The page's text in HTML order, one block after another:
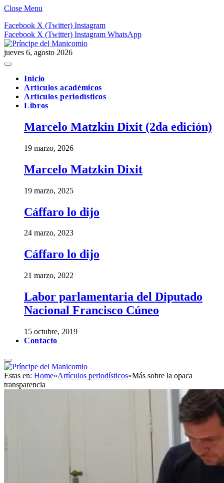
Close Menu
Facebook X (Twitter) Instagram
Facebook X (Twitter) Instagram WhatsApp
jueves 6, agosto 2026
Inicio
Artículos académicos
Artículos periodísticos
Libros
Marcelo Matzkin Dixit (2da edición)
19 marzo, 2026
Marcelo Matzkin Dixit
19 marzo, 2025
Cáffaro lo dijo
24 marzo, 2023
Cáffaro lo dijo
21 marzo, 2022
Labor parlamentaria del Diputado
Nacional Francisco Cúneo
15 octubre, 2019
Contacto
Estas en: Home»Artículos periodísticos»Más sobre la opaca
transparencia